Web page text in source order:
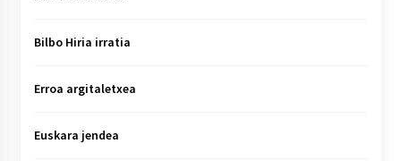
Bilbo Hiria irratia
Erroa argitaletxea
Euskara jendea